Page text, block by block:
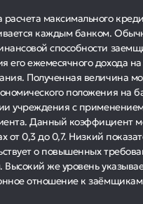
максимального
каждым банком.
способности
его ежемесячного дохода
Полученная величина
положения на
учреждения с
Данный коэффициент
от 0,3 до 0,7. Низкий
о повышенных
Высокий же уровень
отношение к